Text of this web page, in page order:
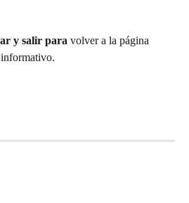
y salir para volver a la página